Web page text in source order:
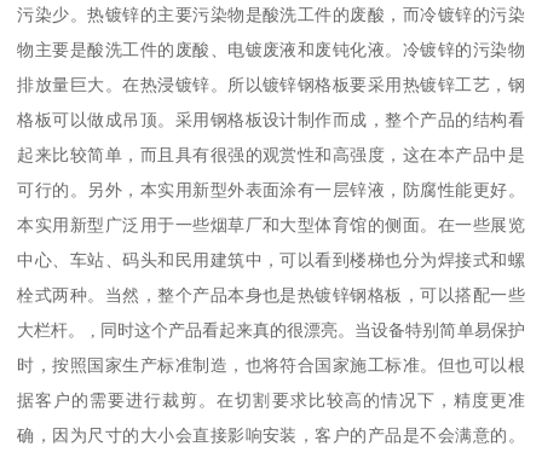
污染少。热镀锌的主要污染物是酸洗工件的废酸，而冷镀锌的污染
物主要是酸洗工件的废酸、电镀废液和废钝化液。冷镀锌的污染物
排放量巨大。在热浸镀锌。所以镀锌钢格板要采用热镀锌工艺，钢
格板可以做成吊顶。采用钢格板设计制作而成，整个产品的结构看
起来比较简单，而且具有很强的观赏性和高强度，这在本产品中是
可行的。另外，本实用新型外表面涂有一层锌液，防腐性能更好。
本实用新型广泛用于一些烟草厂和大型体育馆的侧面。在一些展览
中心、车站、码头和民用建筑中，可以看到楼梯也分为焊接式和螺
栓式两种。当然，整个产品本身也是热镀锌钢格板，可以搭配一些
大栏杆。 , 同时这个产品看起来真的很漂亮。当设备特别简单易保护
时，按照国家生产标准制造，也将符合国家施工标准。但也可以根
据客户的需要进行裁剪。在切割要求比较高的情况下，精度更准
确，因为尺寸的大小会直接影响安装，客户的产品是不会满意的。